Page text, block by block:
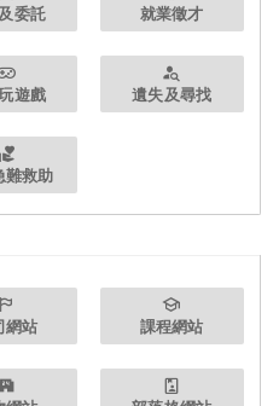
委託 就業徵才
遊戲 遺失及尋找
難救助
網站 課程網站